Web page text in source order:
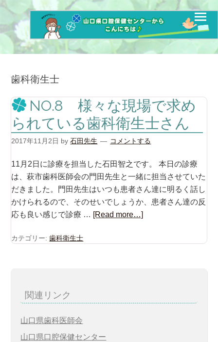
歯科衛生士
NO.8 様々な現場で求め
られている歯科衛生士さん
2017年11月2日 by石田先生 コメントする
11月2日に診療を担当した石田智之です。 本日の診療
は、萩市歯科医師会の門田先生と一緒に担当させていた
だきました。門田先生はいつも患者さん達に明るく話し
かけられるので、そのせいでしょうか、患者さん達の反
応も良い感じで診療 … [Read more…]
カテゴリー:歯科衛生士
関連リンク
山口県歯科医師会
山口県口腔保健センター